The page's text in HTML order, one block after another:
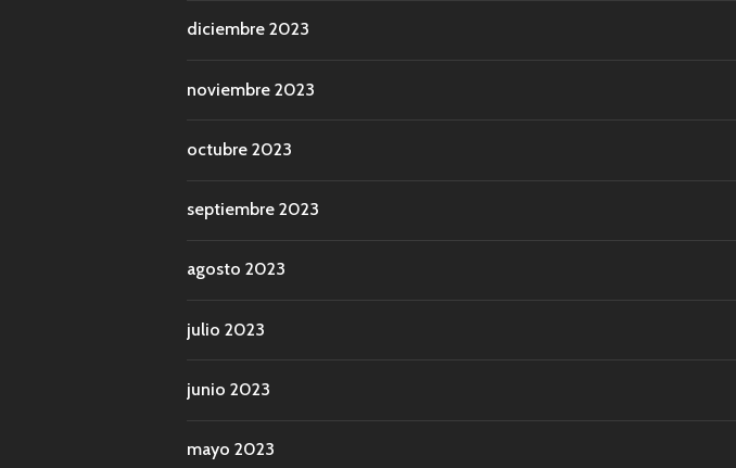
diciembre 2023
noviembre 2023
octubre 2023
septiembre 2023
agosto 2023
julio 2023
junio 2023
mayo 2023